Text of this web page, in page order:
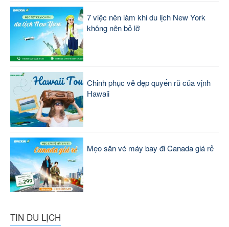
7 việc nên làm khi du lịch New York
không nên bỏ lỡ
Chinh phục vẻ đẹp quyến rũ của vịnh
Hawaii
Mẹo săn vé máy bay đi Canada giá rẻ
TIN DU LỊCH